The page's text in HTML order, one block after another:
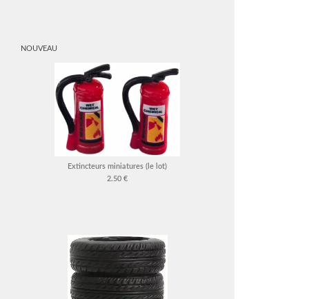
NOUVEAU
Extincteurs miniatures (le lot)
2.50 €